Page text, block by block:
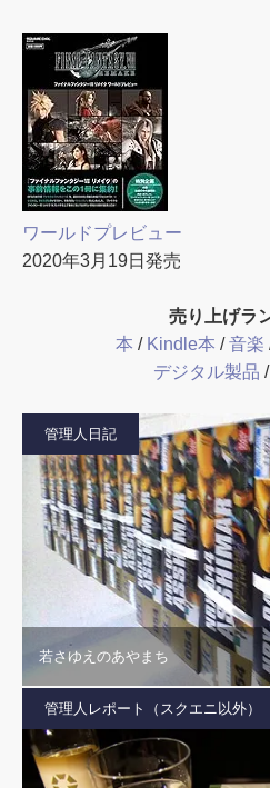
ワールドプレビュー
2020年3月19日発売
売り上げラ
本 / Kindle本 /音楽
デジタル製品 /
管理人日記
若さゆえのあやまち
管理人レポート（スクエニ以外）